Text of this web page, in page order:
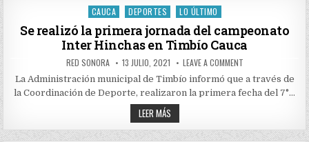
SISTEMAS
PRODUCTIVOS
SOSTENIBLES
EN
TIMBÍO
Posted
CAUCA DEPORTES LO ÚLTIMO
Se realizó la primera jornada del campeonato
Inter Hinchas en Timbío Cauca
AUTHOR:
RED SONORA PUBLISHED
DATE:
13 JULIO, 2021 LEAVE A COMMENTON
REALIZÓ
PRIMERA
INTER
La Administración municipal de Timbío informó que a través de
la Coordinación de Deporte, realizaron la primera fecha del 7°…
LEER MÁSSE
REALIZÓ
LA
PRIMERA